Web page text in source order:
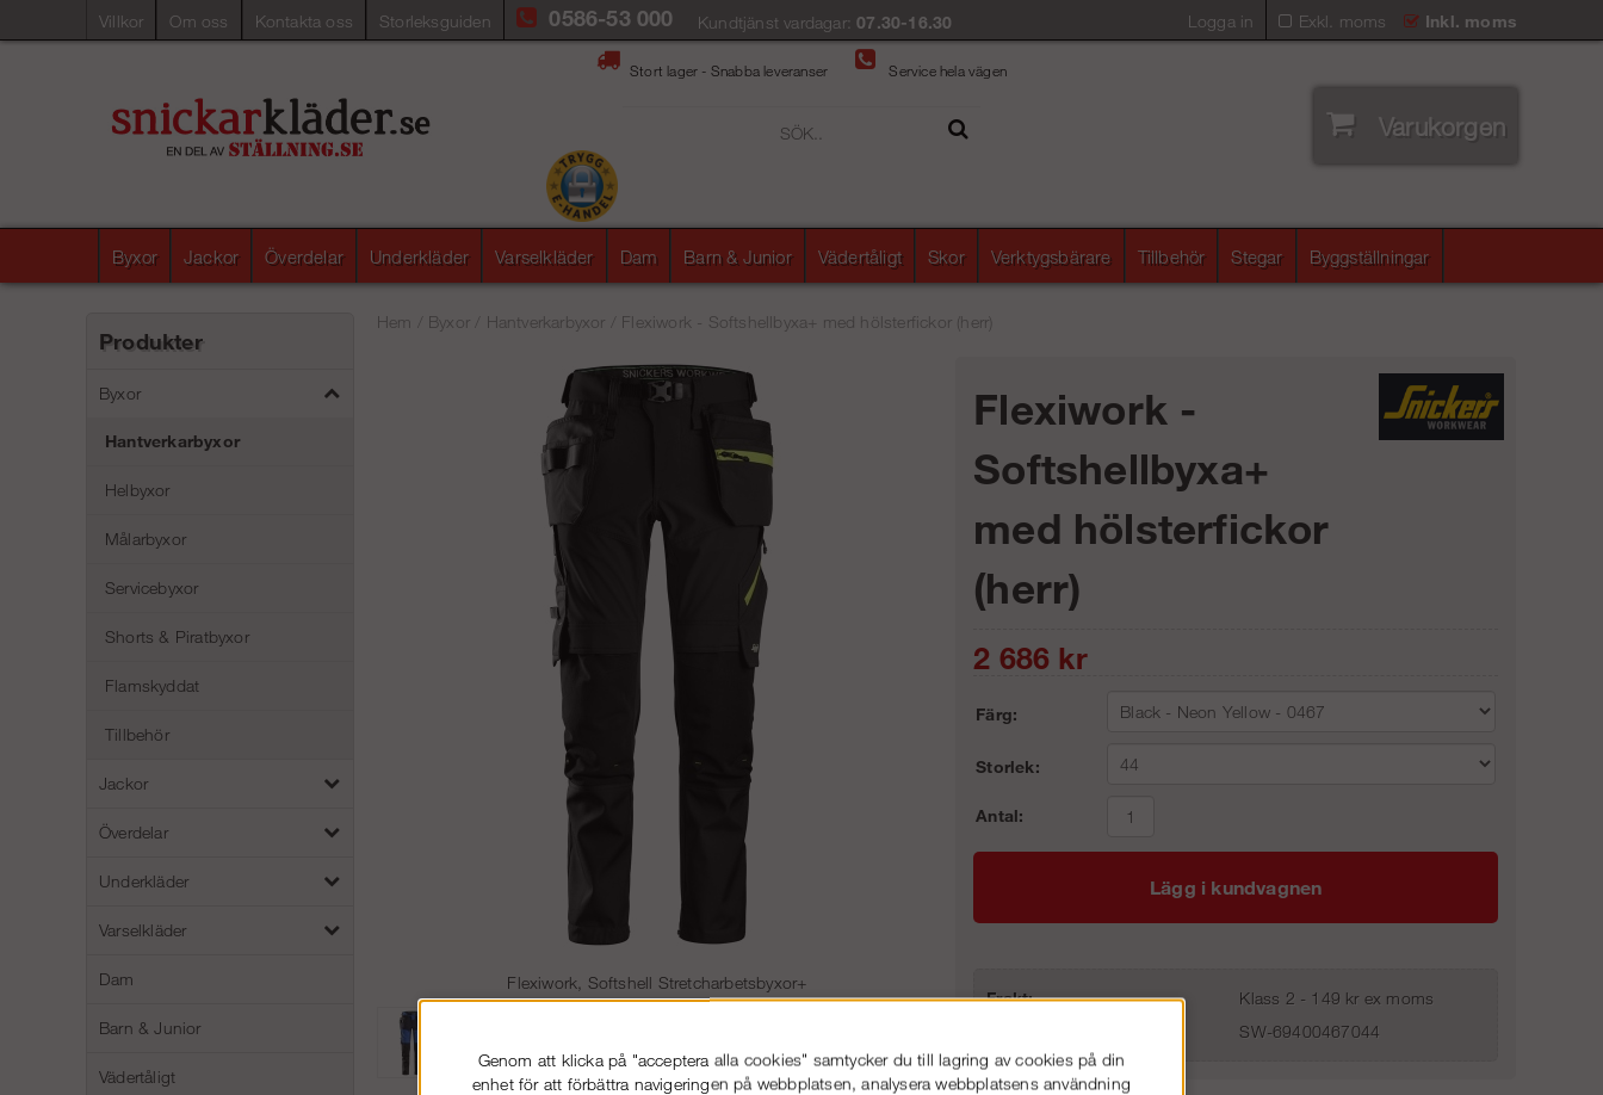
Villkor Om oss Kontakta oss Storleksguiden Exkl. moms Inkl. moms
0586-53 000 Kundtjänst vardagar:07.30-16.30 Logga in
Stort lager - Snabba leveranser Service hela vägen
Varukorgen
Byxor Jackor Överdelar Underkläder Varselkläder Dam Barn & Junior Vädertåligt Skor Verktygsbärare Tillbehör Stegar Byggställningar
Produkter
Byxor
Hantverkarbyxor
Helbyxor
Målarbyxor
Servicebyxor
Shorts & Piratbyxor
Flamskyddat
Tillbehör
Jackor
Överdelar
Underkläder
Varselkläder
Dam
Barn & Junior
Vädertåligt
Hem Byxor Hantverkarbyxor Flexiwork - Softshellbyxa+ med hölsterfickor (herr)
Flexiwork, Softshell Stretcharbetsbyxor+
Flexiwork -
Softshellbyxa+
med hölsterfickor
(herr)
2 686 kr
Färg:
Storlek:
Antal:
Lägg i kundvagnen
Frakt:
Klass 2 - 149 kr ex moms
SW-69400467044
Genom att klicka på "acceptera alla cookies" samtycker du till lagring av cookies på din
enhet för att förbättra navigeringen på webbplatsen, analysera webbplatsens användning